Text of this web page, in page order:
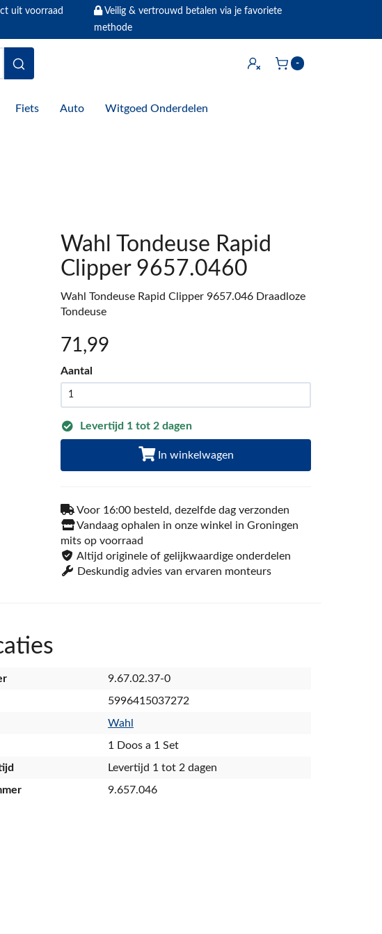
uit voorraad
Veilig & vertrouwd betalen via je favoriete
methode
Inloggen -
Fiets Auto Witgoed Onderdelen
Wahl Tondeuse Rapid
Clipper 9657.0460
Wahl Tondeuse Rapid Clipper 9657.046 Draadloze
Tondeuse
71,99
Aantal
Levertijd 1 tot 2 dagen
In winkelwagen
Voor 16:00 besteld, dezelfde dag verzonden
Vandaag ophalen in onze winkel in Groningen
mits op voorraad
Altijd originele of gelijkwaardige onderdelen
Deskundig advies van ervaren monteurs
9.67.02.37-0
5996415037272
Wahl
1 Doos a 1 Set
Levertijd 1 tot 2 dagen
9.657.046